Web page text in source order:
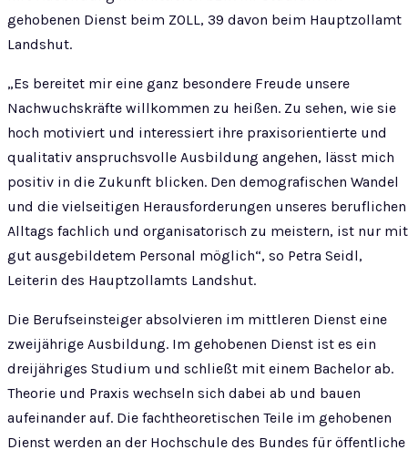
gehobenen Dienst beim ZOLL, 39 davon beim Hauptzollamt
Landshut.
„Es bereitet mir eine ganz besondere Freude unsere
Nachwuchskräfte willkommen zu heißen. Zu sehen, wie sie
hoch motiviert und interessiert ihre praxisorientierte und
qualitativ anspruchsvolle Ausbildung angehen, lässt mich
positiv in die Zukunft blicken. Den demografischen Wandel
und die vielseitigen Herausforderungen unseres beruflichen
Alltags fachlich und organisatorisch zu meistern, ist nur mit
gut ausgebildetem Personal möglich“, so Petra Seidl,
Leiterin des Hauptzollamts Landshut.
Die Berufseinsteiger absolvieren im mittleren Dienst eine
zweijährige Ausbildung. Im gehobenen Dienst ist es ein
dreijähriges Studium und schließt mit einem Bachelor ab.
Theorie und Praxis wechseln sich dabei ab und bauen
aufeinander auf. Die fachtheoretischen Teile im gehobenen
Dienst werden an der Hochschule des Bundes für öffentliche